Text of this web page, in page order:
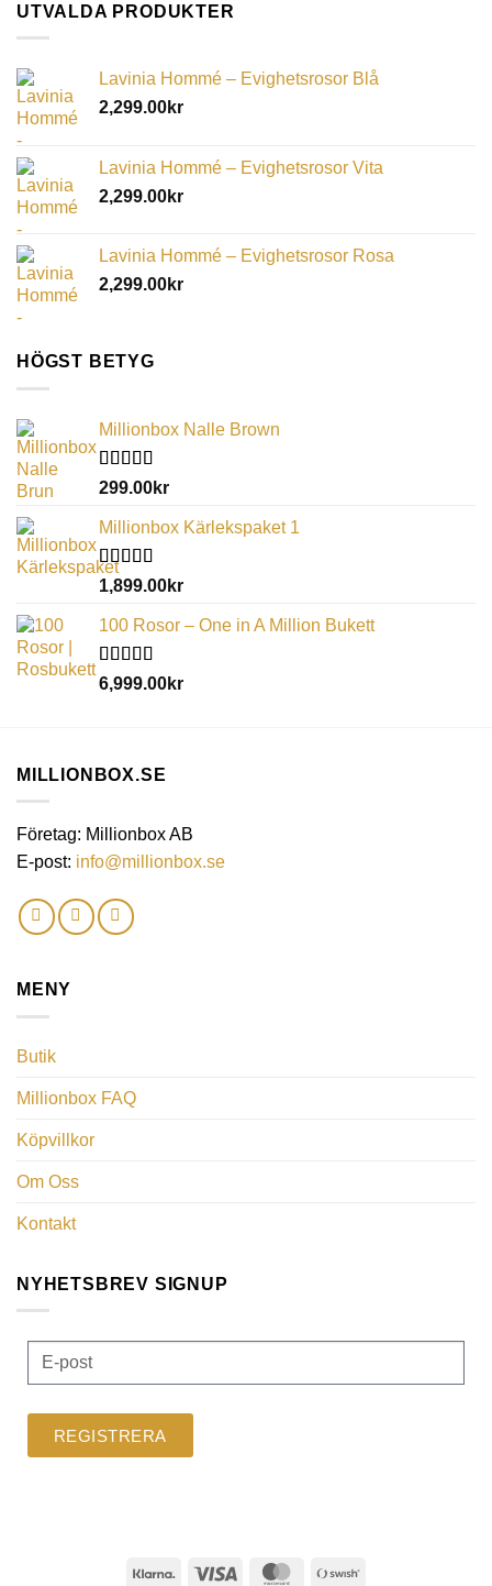
UTVALDA PRODUKTER
Lavinia Hommé – Evighetsrosor Blå
2,299.00kr
Lavinia Hommé – Evighetsrosor Vita
2,299.00kr
Lavinia Hommé – Evighetsrosor Rosa
2,299.00kr
HÖGST BETYG
Millionbox Nalle Brown
Betygsatt
299.00kr
Millionbox Kärlekspaket 1
Betygsatt
5.00
1,899.00kr
100 Rosor – One in A Million Bukett
Betygsatt
5.00
6,999.00kr
MILLIONBOX.SE
Företag: Millionbox AB
E-post: info@millionbox.se
MENY
Butik
Millionbox FAQ
Köpvillkor
Om Oss
Kontakt
NYHETSBREV SIGNUP
REGISTRERA